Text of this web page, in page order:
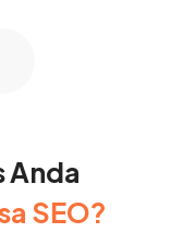
Anda
SEO?